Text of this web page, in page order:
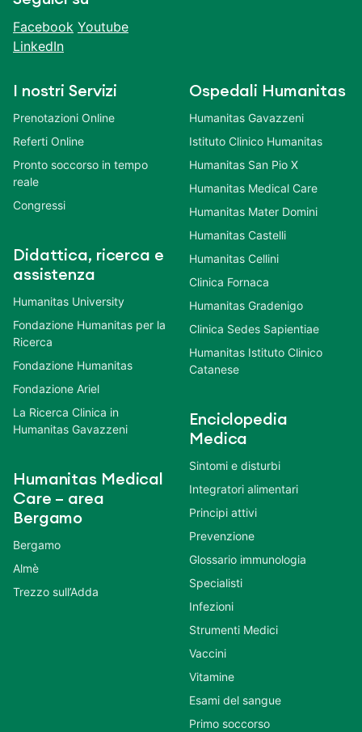
Facebook Youtube
LinkedIn
I nostri Servizi
Prenotazioni Online
Referti Online
Pronto soccorso in tempo
reale
Congressi
Didattica, ricerca e
assistenza
Humanitas University
Fondazione Humanitas per la
Ricerca
Fondazione Humanitas
Fondazione Ariel
La Ricerca Clinica in
Humanitas Gavazzeni
Humanitas Medical
Care – area
Bergamo
Bergamo
Almè
Trezzo sull’Adda
Ospedali Humanitas
Humanitas Gavazzeni
Istituto Clinico Humanitas
Humanitas San Pio X
Humanitas Medical Care
Humanitas Mater Domini
Humanitas Castelli
Humanitas Cellini
Clinica Fornaca
Humanitas Gradenigo
Clinica Sedes Sapientiae
Humanitas Istituto Clinico
Catanese
Enciclopedia
Medica
Sintomi e disturbi
Integratori alimentari
Principi attivi
Prevenzione
Glossario immunologia
Specialisti
Infezioni
Strumenti Medici
Vaccini
Vitamine
Esami del sangue
Primo soccorso